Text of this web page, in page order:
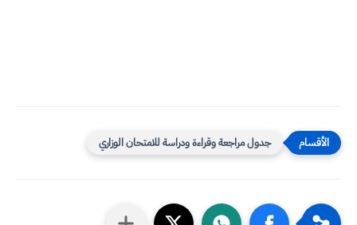
جدول مراجعة وقراءة ودراسة للامتحان الوزاري